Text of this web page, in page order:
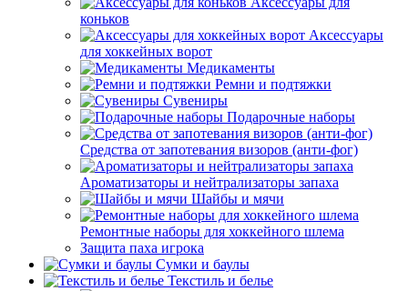
коньков
Аксессуары
для хоккейных ворот
Медикаменты
Ремни и подтяжки
Сувениры
Подарочные наборы
Средства от запотевания визоров (анти-фог)
Ароматизаторы и нейтрализаторы запаха
Шайбы и мячи
Ремонтные наборы для хоккейного шлема
Защита паха игрока
Сумки и баулы
Текстиль и белье